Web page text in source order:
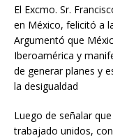
El Excmo. Sr.
en México, felicitó a
Argumentó que
Iberoamérica y
de generar planes y
la desigualdad
Luego de señalar
trabajado unidos,